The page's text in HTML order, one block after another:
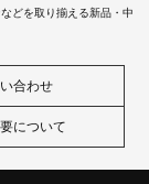
どを取り揃える新品・中
合わせ
について